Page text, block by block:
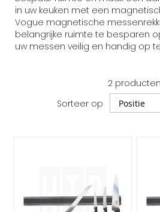
in uw keuken met een
Vogue magnetische
belangrijke ruimte te besparen
uw messen veilig en handig op
2producten
Sorteer op